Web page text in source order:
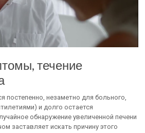
течение
постепенно, незаметно для больного,
и долго остается
обнаружение увеличенной печени
заставляет искать причину этого